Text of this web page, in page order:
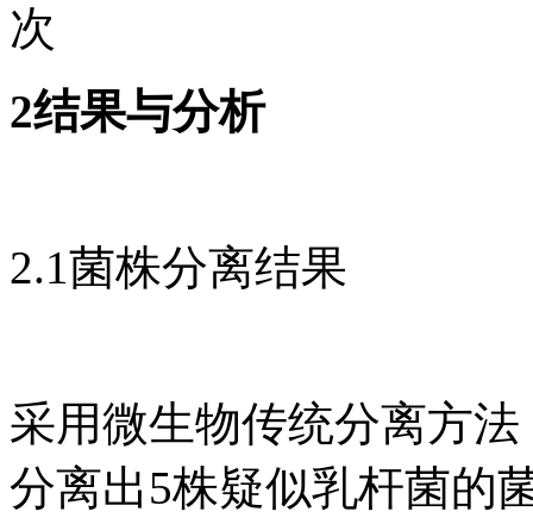
次
2结果与分析
2.1菌株分离结果
采用微生物传统分离方
分离出5株疑似乳杆菌的